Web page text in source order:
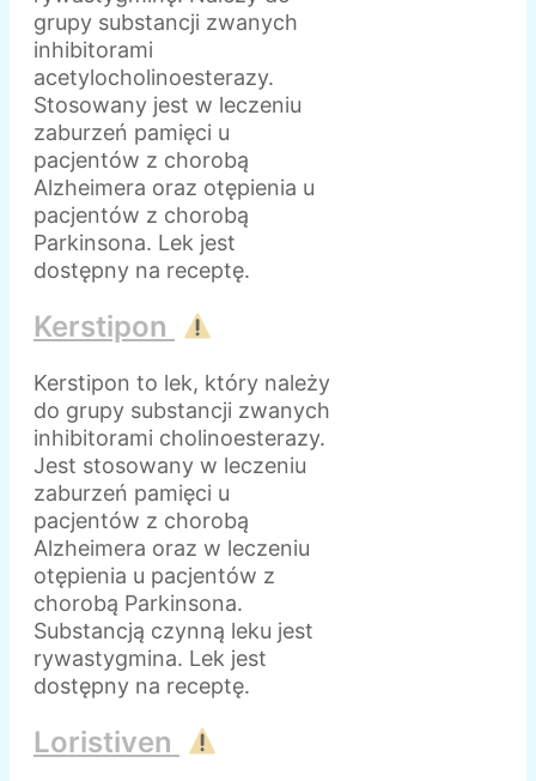
grupy substancji zwanych
inhibitorami
acetylocholinoesterazy.
Stosowany jest w leczeniu
zaburzeń pamięci u
pacjentów z chorobą
Alzheimera oraz otępienia u
pacjentów z chorobą
Parkinsona. Lek jest
dostępny na receptę.
Kerstipon
Kerstipon to lek, który należy
do grupy substancji zwanych
inhibitorami cholinoesterazy.
Jest stosowany w leczeniu
zaburzeń pamięci u
pacjentów z chorobą
Alzheimera oraz w leczeniu
otępienia u pacjentów z
chorobą Parkinsona.
Substancją czynną leku jest
rywastygmina. Lek jest
dostępny na receptę.
Loristiven